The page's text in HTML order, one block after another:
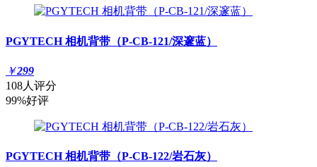
PGYTECH 相机背带（P-CB-121/深邃蓝）
￥299
108人评分
99%好评
PGYTECH 相机背带（P-CB-122/岩石灰）